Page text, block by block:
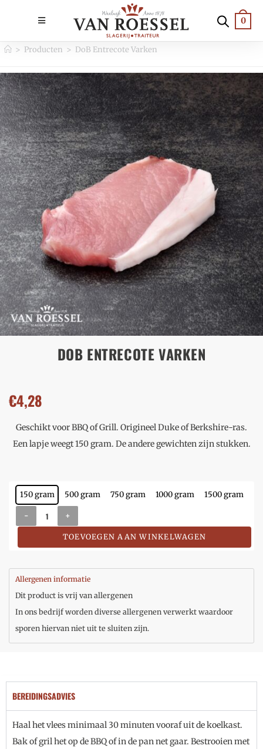
0
> Producten > DoB Entrecote Varken
DOB ENTRECOTE VARKEN
€4,28
Geschikt voor BBQ of Grill. Origineel Duke of Berkshire-ras.
Een lapje weegt 150 gram. De andere gewichten zijn stukken.
150 gram 500 gram 750 gram 1000 gram 1500 gram
- +
TOEVOEGEN AAN WINKELWAGEN
Allergenen informatie
Dit product is vrij van allergenen
In ons bedrijf worden diverse allergenen verwerkt waardoor
sporen hiervan niet uit te sluiten zijn.
BEREIDINGSADVIES
Haal het vlees minimaal 30 minuten vooraf uit de koelkast.
Bak of gril het op de BBQ of in de pan net gaar. Bestrooien met